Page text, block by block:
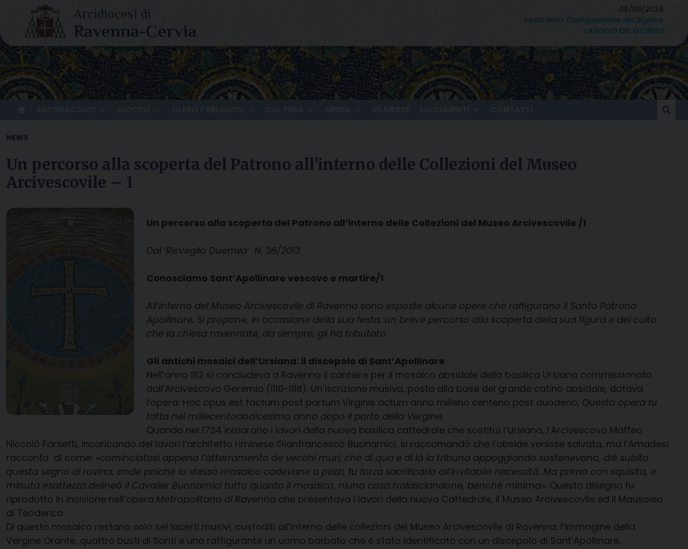
content
06/08/2026
Festa della Trasfigurazione del Signore
VANGELO DEL GIORNO
NEWS
Un percorso alla scoperta del Patrono all’interno delle Collezioni del Museo
Arcivescovile – 1
Un percorso alla scoperta del Patrono all’interno delle Collezioni del Museo Arcivescovile /1
Dal ‘RisVeglio Duemila’ N. 28/2013
Conosciamo Sant’Apollinare vescovo e martire/1
All’interno del Museo Arcivescovile di Ravenna sono esposte alcune opere che raffigurano il Santo Patrono
Apollinare. Si propone, in occasione della sua festa, un breve percorso alla scoperta della sua figura e del culto
che la chiesa ravennate, da sempre, gli ha tributato.
Gli antichi mosaici dell’Ursiana: il discepolo di Sant’Apollinare
Nell’anno 1112 si concludeva a Ravenna il cantiere per il mosaico absidale della basilica Ursiana commissionato
dall’Arcivescovo Geremia (1110-1118). Un’iscrizione musiva, posta alla base del grande catino absidale, datava
l’opera: Hoc opus est factum post partum Virginis actum anno milleno centeno post duodeno, Questa opera fu
fatta nel millecentododicesimo anno dopo il parto della Vergine.
Quando nel 1734 iniziarono i lavori della nuova basilica cattedrale che sostituì l’Ursiana, l’Arcivescovo Maffeo
Niccolò Farsetti, incaricando dei lavori l’architetto riminese Gianfrancesco Buonamici, si raccomandò che l’abside venisse salvata, ma l’Amadesi
racconta di come: «cominciatosi appena l’atterramento de vecchi muri, che di qua e di là la tribuna appoggiando sostenevano, diè subito
questa segno di rovina; onde poiché lo stesso mosaico cadevane a pezzi, fu forza sacrificarlo all’invitabile necessità. Ma prima con squisita, e
minuta esattezza delineò il Cavalier Buonamici tutto quanto il mosaico, niuna cosa tralasciandone, benché minima». Questo disegno fu
riprodotto in incisione nell’opera Metropolitana di Ravenna che presentava i lavori della nuova Cattedrale, il Museo Arcivescovile ed il Mausoleo
di Teoderico.
Di questo mosaico restano solo sei lacerti musivi, custoditi all’interno delle collezioni del Museo Arcivescovile di Ravenna: l’immagine della
Vergine Orante, quattro busti di Santi e uno raffigurante un uomo barbato che è stato identificato con un discepolo di Sant’Apollinare.